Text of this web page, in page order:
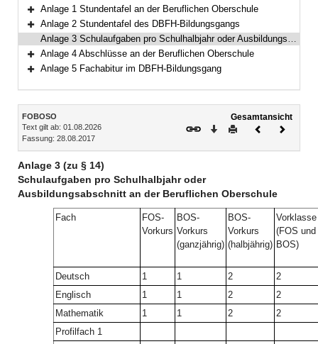
Bereich erweitern
Anlage 1 Stundentafel an der Beruflichen Oberschule
Bereich erweitern
Anlage 2 Stundentafel des DBFH-Bildungsgangs
Anlage 3 Schulaufgaben pro Schulhalbjahr oder Ausbildungsabschnitt an der Beruflichen Oberschule
Bereich erweitern
Anlage 4 Abschlüsse an der Beruflichen Oberschule
Anlage 5 Fachabitur im DBFH-Bildungsgang
Inhalt
FOBOSO
Text gilt ab: 01.08.2026
Fassung: 28.08.2017
Gesamtansicht
Download
DruckenVorheriges
Anlage 3 (zu § 14)
Schulaufgaben pro Schulhalbjahr oder
Ausbildungsabschnitt an der Beruflichen Oberschule
Fach
FOS-
Vorkurs
BOS-
Vorkurs
(ganzjährig)
BOS-
Vorkurs
(halbjährig)
Vorklasse
(FOS und
BOS)
Deutsch 1 1 2
2
Englisch
1 1 2
2
Mathematik
1 1 2
2
Profilfach 1